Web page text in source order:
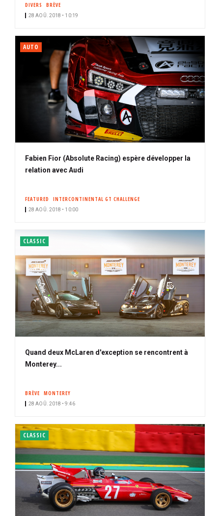
DIVERS BRÈVE
28 AOÛ. 2018 • 10:19
AUTO
Fabien Fior (Absolute Racing) espère développer la
relation avec Audi
FEATURED INTERCONTINENTAL GT CHALLENGE
28 AOÛ. 2018 • 10:00
CLASSIC
Quand deux McLaren d'exception se rencontrent à
Monterey...
BRÈVE MONTEREY
28 AOÛ. 2018 • 9:46
CLASSIC